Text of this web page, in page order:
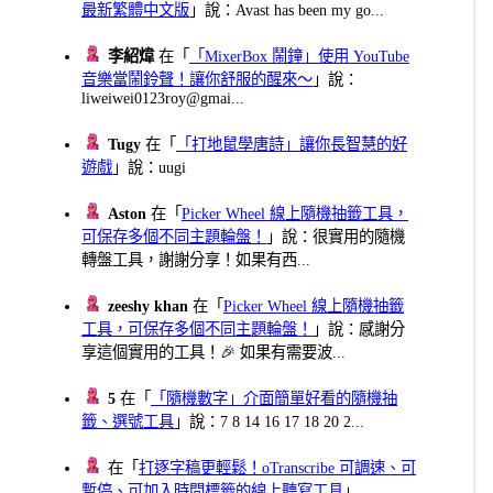
最新繁體中文版 」說：Avast has been my go...
李紹煒在「
「MixerBox 鬧鐘」使用 YouTube
音樂當鬧鈴聲！讓你舒服的醒來～ 」說：
liweiwei0123roy@gmai...
Tugy 在「
「打地鼠學唐詩」讓你長智慧的好
遊戲 」說：uugi
Aston 在「Picker Wheel 線上隨機抽籤工具，
可保存多個不同主題輪盤！
」說：很實用的隨機
轉盤工具，謝謝分享！如果有西...
zeeshy khan 在「Picker Wheel 線上隨機抽籤
工具，可保存多個不同主題輪盤！
」說：感謝分
享這個實用的工具！🎉 如果有需要波...
5 在「
「隨機數字」介面簡單好看的隨機抽
籤、選號工具 」說：7 8 14 16 17 18 20 2...
在「打逐字稿更輕鬆！oTranscribe 可調速、可